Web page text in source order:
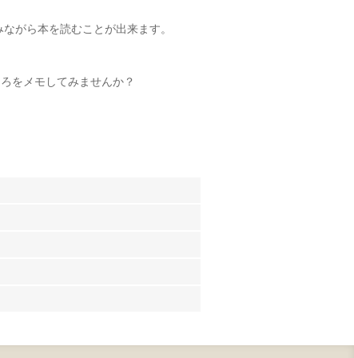
がら本を読むことが出来ます。
をメモしてみませんか？